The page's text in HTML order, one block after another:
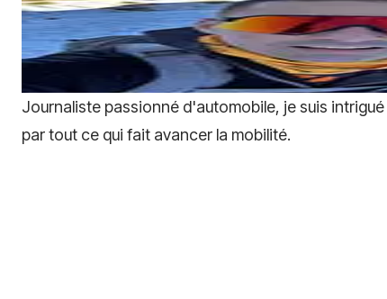
Journaliste passionné d'automobile, je suis
par tout ce qui fait avancer la mobilité.